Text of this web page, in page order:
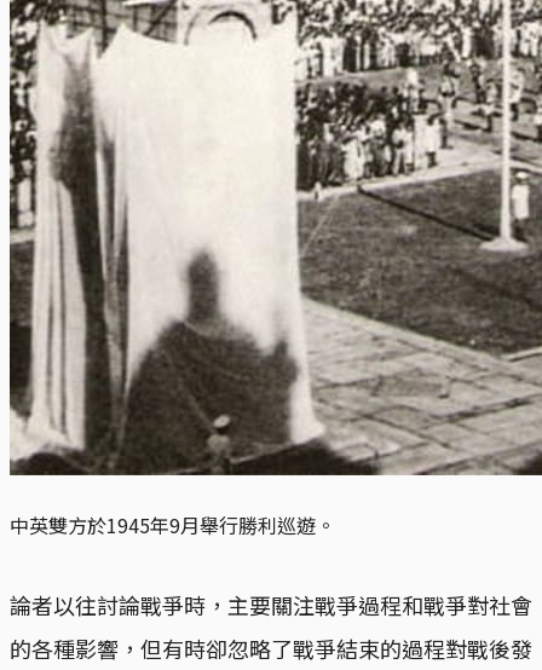
中英雙方於1945年9月舉行勝利巡遊。
論者以往討論戰爭時，主要關注戰爭過程和戰爭對社會
的各種影響，但有時卻忽略了戰爭結束的過程對戰後發